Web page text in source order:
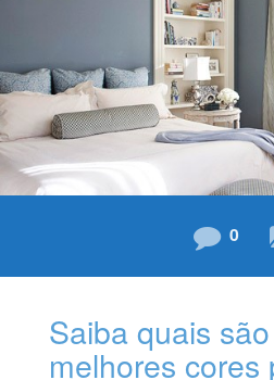
ginástica, piscina, salão de
integram o rol de comodidades
0
Saiba quais
melhores cores